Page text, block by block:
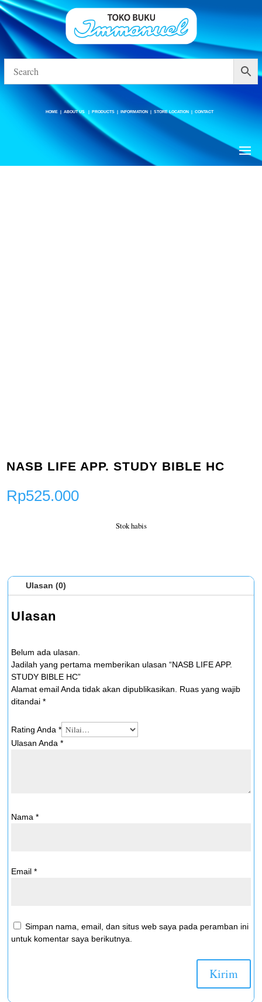
ABOUT US |STORE LOCATION
HOME |ABOUT US |PRODUCTS |INFORMATION |STORE LOCATION |CONTACT
NASB LIFE APP. STUDY BIBLE HC
Rp525.000
Stok habis
Ulasan (0)
Ulasan
Belum ada ulasan.
Jadilah yang pertama memberikan ulasan “NASB LIFE APP.
STUDY BIBLE HC”
Alamat email Anda tidak akan dipublikasikan.
Ruas yang wajib
ditandai *
Rating Anda *
Ulasan Anda *
Nama *
Email *
Simpan nama, email, dan situs web saya pada peramban ini
untuk komentar saya berikutnya.